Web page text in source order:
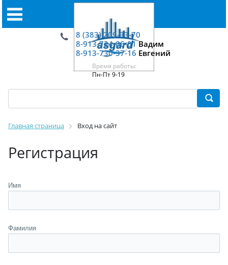
8 (383) 209-33-70
8-913-724-06-01Вадим
8-913-730-37-16 Евгений
Время работы:
Пн-Пт 9-19
Главная страница Вход на сайт
Регистрация
Имя
Фамилия